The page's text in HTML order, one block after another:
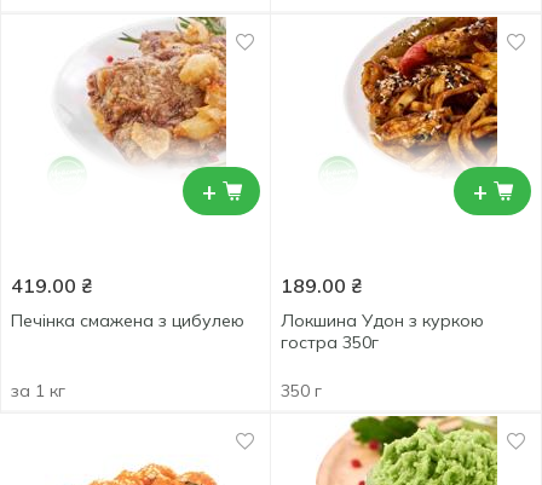
+
419.00 ₴
Печінка смажена з цибулею
за 1 кг
+
189.00 ₴
Локшина Удон з куркою
гостра 350г
350 г